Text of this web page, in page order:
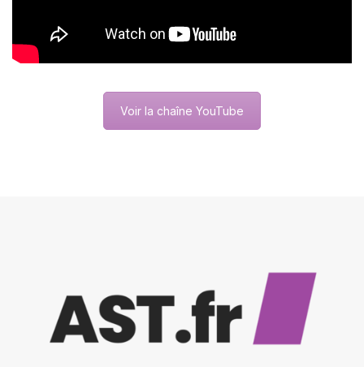
Voir la chaîne YouTube